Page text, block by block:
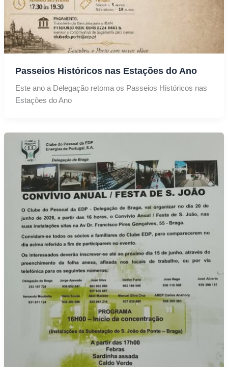
Passeios Históricos nas Estações do Ano
Este ano a Delegação retoma os Passeios Históricos nas
Estações do Ano